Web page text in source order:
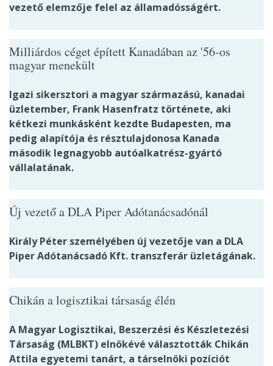
vezető elemzője felel az államadósságért.
Milliárdos céget épített Kanadában az '56-os
magyar menekült
Igazi sikersztori a magyar származású, kanadai
üzletember, Frank Hasenfratz története, aki
kétkezi munkásként kezdte Budapesten, ma
pedig alapítója és résztulajdonosa Kanada
második legnagyobb autóalkatrész-gyártó
vállalatának.
Új vezető a DLA Piper Adótanácsadónál
Király Péter személyében új vezetője van a DLA
Piper Adótanácsadó Kft. transzferár üzletágának.
Chikán a logisztikai társaság élén
A Magyar Logisztikai, Beszerzési és Készletezési
Társaság (MLBKT) elnökévé választották Chikán
Attila egyetemi tanárt, a társelnöki pozíciót